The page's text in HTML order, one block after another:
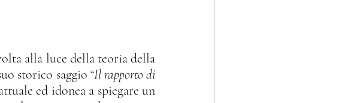
storico saggio “Il rapporto di
ed idonea a spiegare un